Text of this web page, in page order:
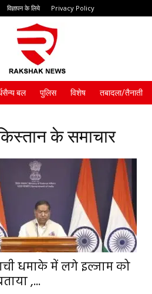
विज्ञापन के लिये Privacy Policy
बल पुलिस विशेष तबादला/तैनाती
के समाचार
धमाके में लगे इल्जाम को
,...